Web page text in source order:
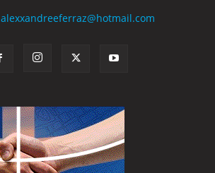
alexxandreeferraz@hotmail.com